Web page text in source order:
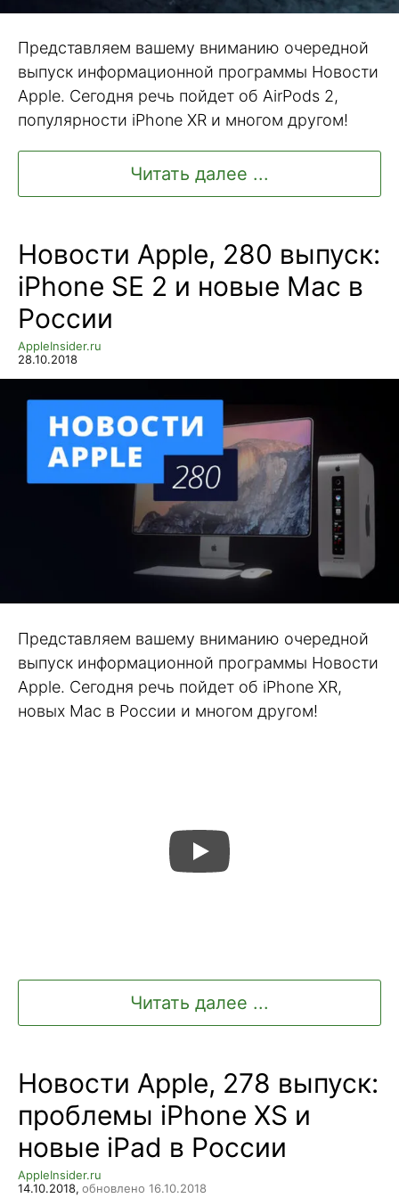
Представляем вашему вниманию очередной
выпуск информационной программы Новости
Apple. Сегодня речь пойдет об AirPods 2,
популярности iPhone XR и многом другом!
Читать далее ...
Новости Apple, 280 выпуск:
iPhone SE 2 и новые Mac в
России
AppleInsider.ru
28.10.2018
Представляем вашему вниманию очередной
выпуск информационной программы Новости
Apple. Сегодня речь пойдет об iPhone XR,
новых Mac в России и многом другом!
Читать далее ...
Новости Apple, 278 выпуск:
проблемы iPhone XS и
новые iPad в России
AppleInsider.ru
14.10.2018, обновлено 16.10.2018